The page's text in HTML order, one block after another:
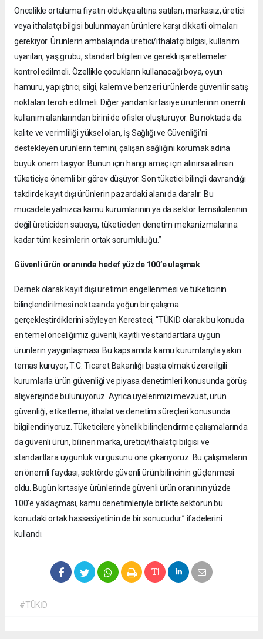
Öncelikle ortalama fiyatın oldukça altına satılan, markasız, üretici
veya ithalatçı bilgisi bulunmayan ürünlere karşı dikkatli olmaları
gerekiyor. Ürünlerin ambalajında üretici/ithalatçı bilgisi, kullanım
uyarıları, yaş grubu, standart bilgileri ve gerekli işaretlemeler
kontrol edilmeli. Özellikle çocukların kullanacağı boya, oyun
hamuru, yapıştırıcı, silgi, kalem ve benzeri ürünlerde güvenilir satış
noktaları tercih edilmeli. Diğer yandan kırtasiye ürünlerinin önemli
kullanım alanlarından birini de ofisler oluşturuyor. Bu noktada da
kalite ve verimliliği yüksel olan, İş Sağlığı ve Güvenliği’ni
destekleyen ürünlerin temini, çalışan sağlığını korumak adına
büyük önem taşıyor. Bunun için hangi amaç için alınırsa alınsın
tüketiciye önemli bir görev düşüyor. Son tüketici bilinçli davrandığı
takdirde kayıt dışı ürünlerin pazardaki alanı da daralır. Bu
mücadele yalnızca kamu kurumlarının ya da sektör temsilcilerinin
değil üreticiden satıcıya, tüketiciden denetim mekanizmalarına
kadar tüm kesimlerin ortak sorumluluğu.”
Güvenli ürün oranında hedef yüzde 100’e ulaşmak
Dernek olarak kayıt dışı üretimin engellenmesi ve tüketicinin
bilinçlendirilmesi noktasında yoğun bir çalışma
gerçekleştirdiklerini söyleyen Keresteci, “TÜKİD olarak bu konuda
en temel önceliğimiz güvenli, kayıtlı ve standartlara uygun
ürünlerin yaygınlaşması. Bu kapsamda kamu kurumlarıyla yakın
temas kuruyor, T.C. Ticaret Bakanlığı başta olmak üzere ilgili
kurumlarla ürün güvenliği ve piyasa denetimleri konusunda görüş
alışverişinde bulunuyoruz. Ayrıca üyelerimizi mevzuat, ürün
güvenliği, etiketleme, ithalat ve denetim süreçleri konusunda
bilgilendiriyoruz. Tüketicilere yönelik bilinçlendirme çalışmalarında
da güvenli ürün, bilinen marka, üretici/ithalatçı bilgisi ve
standartlara uygunluk vurgusunu öne çıkarıyoruz. Bu çalışmaların
en önemli faydası, sektörde güvenli ürün bilincinin güçlenmesi
oldu. Bugün kırtasiye ürünlerinde güvenli ürün oranının yüzde
100’e yaklaşması, kamu denetimleriyle birlikte sektörün bu
konudaki ortak hassasiyetinin de bir sonucudur.” ifadelerini
kullandı.
#TÜKİD